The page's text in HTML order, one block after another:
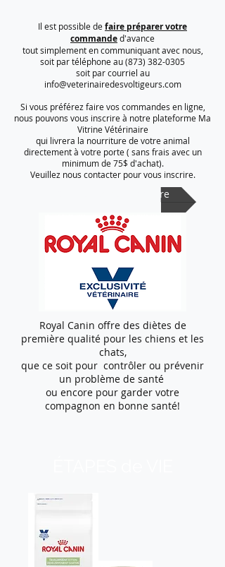
Il est possible defaire préparer votre
commanded'avance
tout simplement en communiquant avec nous,
soit par téléphone au(873) 382-0305
soit par courriel au
info@veterinairedesvoltigeurs.com
Si vous préférez faire vos commandes en ligne,
nous pouvons vous inscrire à notre plateforme Ma
Vitrine Vétérinaire
qui livrera la nourriture de votre animal
directement à votre porte ( sans frais avec un
minimum de 75$ d'achat).
Veuillez nous contacter pour vous inscrire.
Oui! je désire m'inscrire
Royal Canin offre des diètes de
première qualité pour les chiens et les
chats,
que ce soit pour contrôler ou prévenir
un problème de santé
ou encore pour garder votre
compagnon en bonne santé!